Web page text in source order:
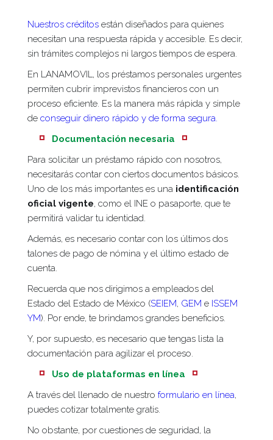
Nuestros créditos están diseñados para quienes
necesitan una respuesta rápida y accesible. Es decir,
sin trámites complejos ni largos tiempos de espera.
En LANAMOVIL, los préstamos personales urgentes
permiten cubrir imprevistos financieros con un
proceso eficiente. Es la manera más rápida y simple
de conseguir dinero rápido y de forma segura.
Documentación necesaria
Para solicitar un préstamo rápido con nosotros,
necesitarás contar con ciertos documentos básicos.
Uno de los más importantes es una identificación
oficial vigente, como el INE o pasaporte, que te
permitirá validar tu identidad.
Además, es necesario contar con los últimos dos
talones de pago de nómina y el último estado de
cuenta.
Recuerda que nos dirigimos a empleados del
Estado del Estado de México (SEIEM, GEM e ISSEM
YM). Por ende, te brindamos grandes beneficios.
Y, por supuesto, es necesario que tengas lista la
documentación para agilizar el proceso.
Uso de plataformas en línea
A través del llenado de nuestro formulario en línea,
puedes cotizar totalmente gratis.
No obstante, por cuestiones de seguridad, la